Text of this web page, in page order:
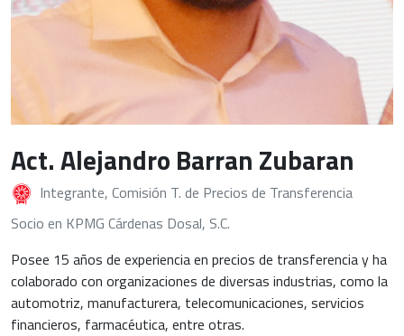
Act. Alejandro Barran Zubaran
Integrante, Comisión T. de Precios de Transferencia
Socio en KPMG Cárdenas Dosal, S.C.
Posee 15 años de experiencia en precios de transferencia y ha
colaborado con organizaciones de diversas industrias, como la
automotriz, manufacturera, telecomunicaciones, servicios
financieros, farmacéutica, entre otras.